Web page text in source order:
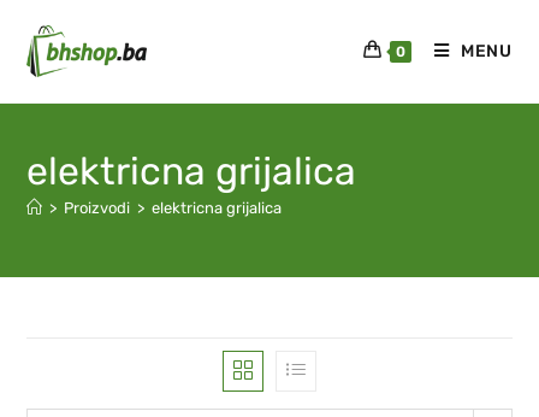
0 MENU
elektricna grijalica
> Proizvodi > elektricna grijalica